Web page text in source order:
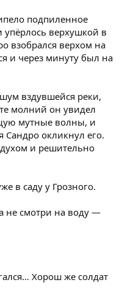
подпиленное
упёрлось верхушкой в
взобрался верхом на
и через минуту был на
вздувшейся реки,
молний он увидел
мутные волны, и
Сандро окликнул его.
духом и решительно
в саду у Грозного.
не смотри на воду —
Хорош же солдат